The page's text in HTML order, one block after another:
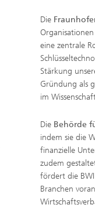
Die
eine zentrale
Stärkung
Gründung als
im
Die Behörde
indem sie die
finanzielle
zudem
fördert die
Branchen